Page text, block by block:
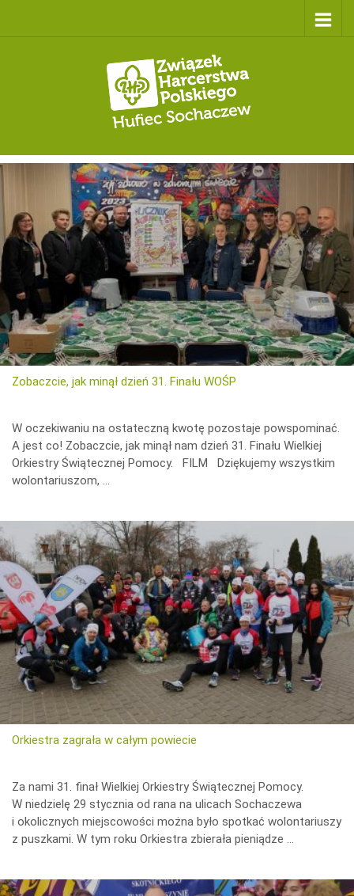
Zobaczcie, jak minął dzień 31. Finału WOŚP
W oczekiwaniu na ostateczną kwotę pozostaje powspominać.
A jest co! Zobaczcie, jak minął nam dzień 31. Finału Wielkiej
Orkiestry Świątecznej Pomocy. FILM Dziękujemy wszystkim
wolontariuszom, …
Orkiestra zagrała w całym powiecie
Za nami 31. finał Wielkiej Orkiestry Świątecznej Pomocy.
W niedzielę 29 stycznia od rana na ulicach Sochaczewa
i okolicznych miejscowości można było spotkać wolontariuszy
z puszkami. W tym roku Orkiestra zbierała pieniądze …